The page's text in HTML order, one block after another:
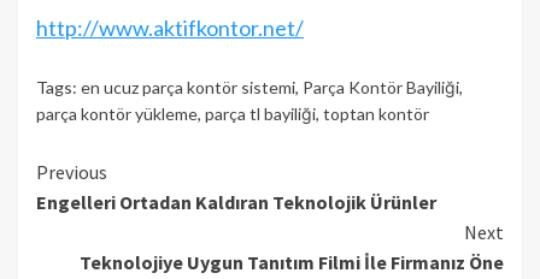
http://www.aktifkontor.net/
Tags: en ucuz parça kontör sistemi, Parça Kontör Bayiliği,
parça kontör yükleme, parça tl bayiliği, toptan kontör
Continue
Reading
Previous
Engelleri Ortadan Kaldıran Teknolojik Ürünler
Next
Teknolojiye Uygun Tanıtım Filmi İle Firmanız Öne